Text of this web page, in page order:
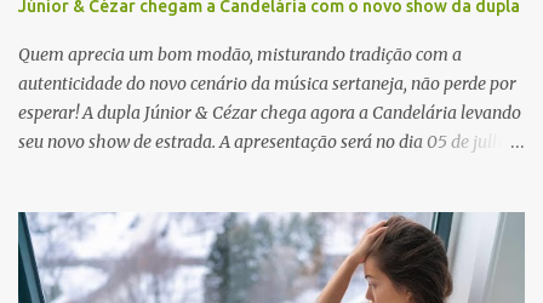
Júnior & Cézar chegam a Candelária com o novo show da dupla
Quem aprecia um bom modão, misturando tradição com a
autenticidade do novo cenário da música sertaneja, não perde por
esperar! A dupla Júnior & Cézar chega agora a Candelária levando
seu novo show de estrada. A apresentação será no dia 05 de julho
barriga diferente. O projeto ‘Simplesmente’ ainda nem foi lançado
por completo e já ver o público cantando com a gente, show após
show, é algo surreal. Muita gente que nos acompanha, desde os